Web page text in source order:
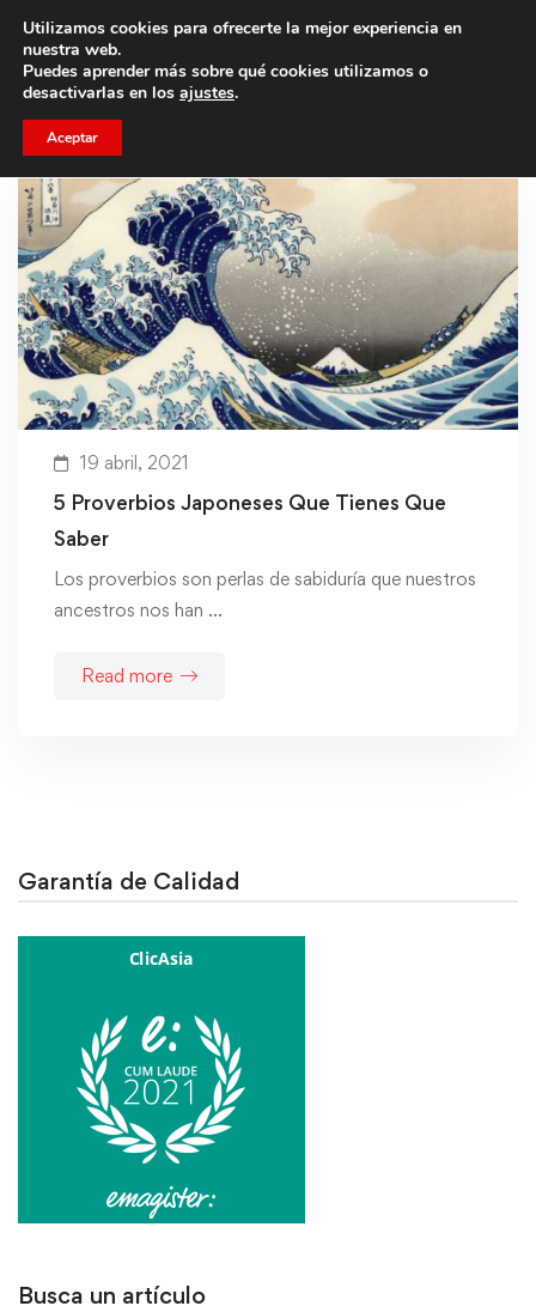
Trae a un amigo y llevaos un total de 75€ de descuento.
19 abril, 2021
5 Proverbios Japoneses Que Tienes Que
Saber
Los proverbios son perlas de sabiduría que nuestros
ancestros nos han …
Read more
Garantía de Calidad
Busca un artículo
Utilizamos cookies para ofrecerte la mejor experiencia en
nuestra web.
Puedes aprender más sobre qué cookies utilizamos o
desactivarlas en los ajustes.
Aceptar